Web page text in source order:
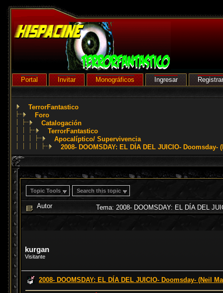
Portal Invitar Monográficos Ingresar
TerrorFantastico
Foro
Catalogación
TerrorFantastico
Apocalíptico/ Supervivencia
2008- DOOMSDAY: EL DÍA DEL JUICIO- Doomsday-
Topic Tools Search this topic
Autor Tema: 2008- DOOMSDAY: EL DÍA DEL
kurgan
Visitante
2008- DOOMSDAY: EL DÍA DEL JUICIO- Doomsday- (Neil